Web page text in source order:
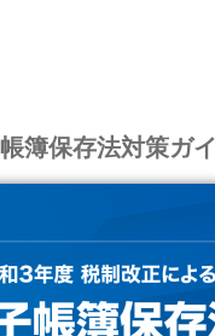
簿保存法対策ガ